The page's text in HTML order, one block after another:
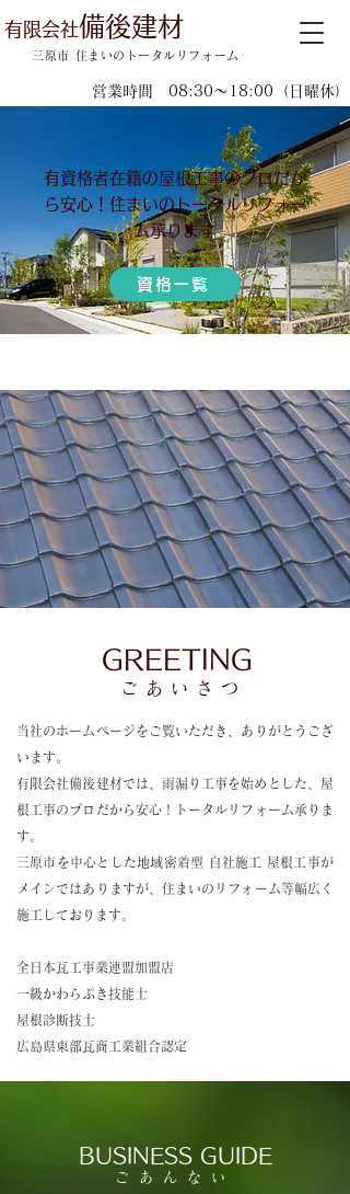
三原市 住まいのトータルリフォーム
有限会社備後建材
営業時間 08:30～18:00（日曜休）
有資格者在籍の屋根工事のプロだか
ら安心！住まいのトータルリフォー
ム承ります
資格一覧
GREETING
ごあいさつ
当社のホームページをご覧いただき、ありがとうござ
います。
​有限会社備後建材では、雨漏り工事を始めとした、屋
根工事のプロだから安心！トータルリフォーム承りま
す。
​三原市を中心とした地域密着型 自社施工 屋根工事が
メインではありますが、住まいのリフォーム等幅広く
施工しております。
全日本瓦工事業連盟加盟店
一級かわらぶき技能士
屋根診断技士
広島県東部瓦商工業組合認定
ごあんない
BUSINESS GUIDE